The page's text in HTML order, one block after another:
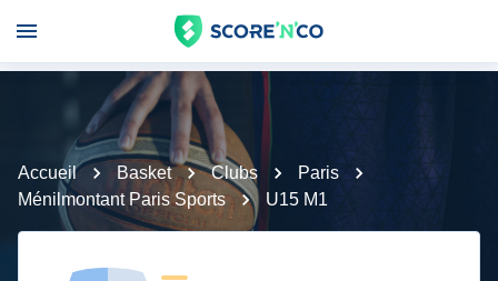
Accueil Basket Clubs
Paris
Ménilmontant Paris Sports
U15 M1